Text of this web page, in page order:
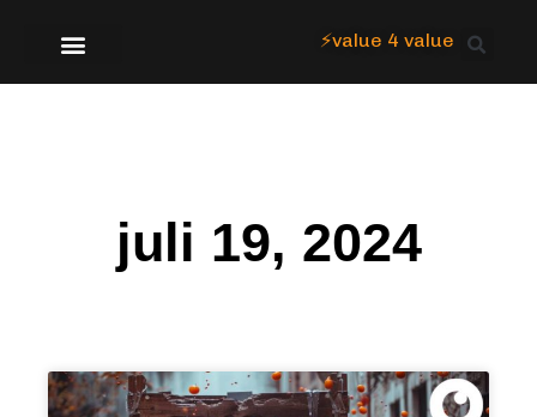
⚡value 4 value
juli 19, 2024